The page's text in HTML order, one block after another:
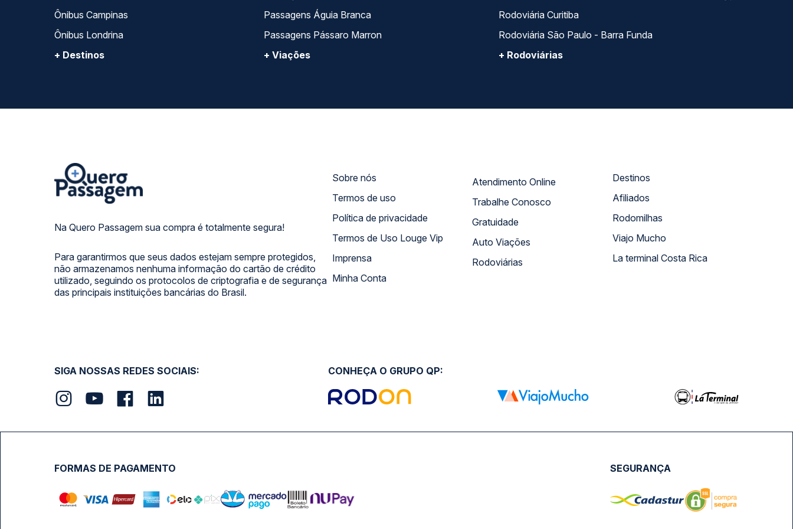
Ônibus Campinas
Ônibus Londrina
+ Destinos
Passagens Águia Branca
Passagens Pássaro Marron
+ Viações
Rodoviária Curitiba
Rodoviária São Paulo - Barra Funda
+ Rodoviárias
Na Quero Passagem sua compra é totalmente segura!
Para garantirmos que seus dados estejam sempre protegidos,
não armazenamos nenhuma informação do cartão de crédito
utilizado, seguindo os protocolos de criptografia e de segurança
das principais instituições bancárias do Brasil.
Sobre nós
Termos de uso
Política de privacidade
Termos de Uso Louge Vip
Imprensa
Minha Conta
Atendimento Online
Trabalhe Conosco
Gratuidade
Auto Viações
Rodoviárias
Destinos
Afiliados
Rodomilhas
Viajo Mucho
La terminal Costa Rica
SIGA NOSSAS REDES SOCIAIS: CONHEÇA O GRUPO QP:
FORMAS DE PAGAMENTO SEGURANÇA